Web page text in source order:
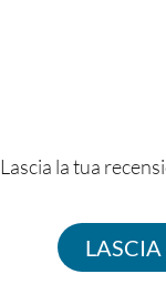
Lascia la tua